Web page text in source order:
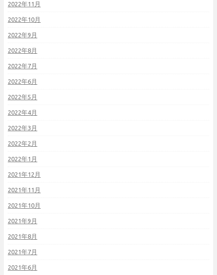
2022年11月
2022年10月
2022年9月
2022年8月
2022年7月
2022年6月
2022年5月
2022年4月
2022年3月
2022年2月
2022年1月
2021年12月
2021年11月
2021年10月
2021年9月
2021年8月
2021年7月
2021年6月